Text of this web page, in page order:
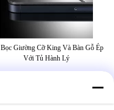
Giường Cỡ King Và Bàn Gỗ Ép
Với Tủ Hành Lý